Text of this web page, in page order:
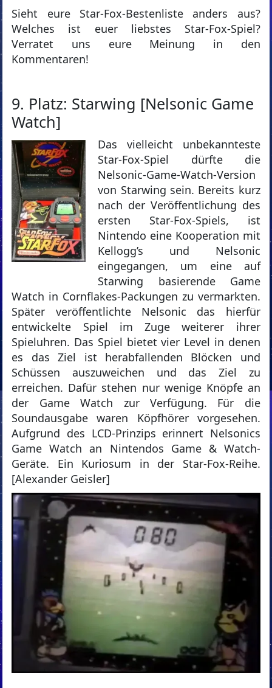
Sieht eure Star-Fox-Bestenliste anders aus?
Welches ist euer liebstes Star-Fox-Spiel?
Verratet uns eure Meinung in den
Kommentaren!
9. Platz: Starwing [Nelsonic Game
Watch]
Das vielleicht unbekannteste
Star-Fox-Spiel dürfte die
Nelsonic-Game-Watch-Version
von Starwing sein. Bereits kurz
nach der Veröffentlichung des
ersten Star-Fox-Spiels, ist
Nintendo eine Kooperation mit
Kellogg’s und Nelsonic
eingegangen, um eine auf
Starwing basierende Game
Watch in Cornflakes-Packungen zu vermarkten.
Später veröffentlichte Nelsonic das hierfür
entwickelte Spiel im Zuge weiterer ihrer
Spieluhren. Das Spiel bietet vier Level in denen
es das Ziel ist herabfallenden Blöcken und
Schüssen auszuweichen und das Ziel zu
erreichen. Dafür stehen nur wenige Knöpfe an
der Game Watch zur Verfügung. Für die
Soundausgabe waren Köpfhörer vorgesehen.
Aufgrund des LCD-Prinzips erinnert Nelsonics
Game Watch an Nintendos Game & Watch-
Geräte. Ein Kuriosum in der Star-Fox-Reihe.
[Alexander Geisler]